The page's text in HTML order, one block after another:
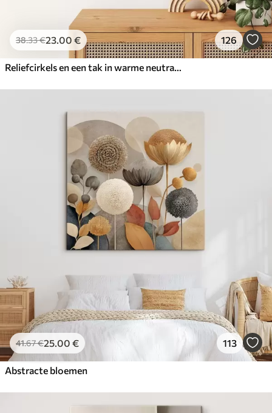
38.33€23.00 € 126
Reliefcirkels en een tak in warme neutrale tinten
41.67€25.00 € 113
Abstracte bloemen